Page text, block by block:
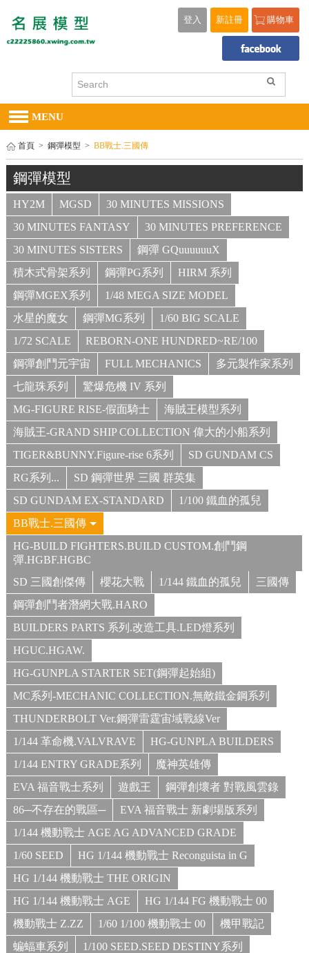
購物車
新註冊
登入
MENU
首頁 > 鋼彈模型 > BB戰士.三國傳
鋼彈模型
HY2M MGSD
30 MINUTES MISSIONS
30 MINUTES FANTASY
30 MINUTES PREFERENCE
30 MINUTES SISTERS
鋼彈 GQuuuuuuX
積木式骨架系列
鋼彈PG系列
HIRM 系列
鋼彈MGEX系列
1/48 MEGA SIZE MODEL
水星的魔女
鋼彈MG系列
1/60 BIG SCALE
1/72 SCALE
REBORN-ONE HUNDRED~RE/100
鋼彈創鬥元宇宙
FULL MECHANICS
多元製作家系列
七龍珠系列
驚爆危機 IV 系列
MG-FIGURE RISE-假面騎士
海賊王模型系列
海賊王-GRAND SHIP COLLECTION 偉大的小船系列
TIGER&BUNNY.Figure-rise 6系列
SD GUNDAM CS
RG系列...
SD 鋼彈世界 三國 群英集
SD GUNDAM EX-STANDARD
1/100 鐵血的孤兒
BB戰士.三國傳
HG-BUILD FIGHTERS.BUILD CUSTOM.創鬥鋼
彈.HGBF.HGBC
SD 三國創傑傳
櫻花大戰 1/144 鐵血的孤兒
三國傳
鋼彈創鬥者潛網大戰.HARO
BUILDERS PARTS 系列.改造工具.LED燈系列
HGUC.HGAW.
HG-GUNPLA STARTER SET(鋼彈起始組)
MC系列-MECHANIC COLLECTION.無敵鐵金鋼系列
THUNDERBOLT Ver.鋼彈雷霆宙域戰線Ver
1/144 革命機.VALVRAVE
HG-GUNPLA BUILDERS
1/144 ENTRY GRADE系列
魔神英雄傳
EVA 福音戰士系列
遊戲王
鋼彈創壞者 對戰風雲錄
86─不存在的戰區─
EVA 福音戰士 新劇場版系列
1/144 機動戰士 AGE AG ADVANCED GRADE
1/60 SEED
HG 1/144 機動戰士 Reconguista in G
HG 1/144 機動戰士 THE ORIGIN
HG 1/144 機動戰士 AGE
HG 1/144 FG 機動戰士 00
機動戰士 Z.ZZ
1/60 1/100 機動戰士 00
機甲戰記
蝙蝠車系列
1/100 SEED.SEED DESTINY系列